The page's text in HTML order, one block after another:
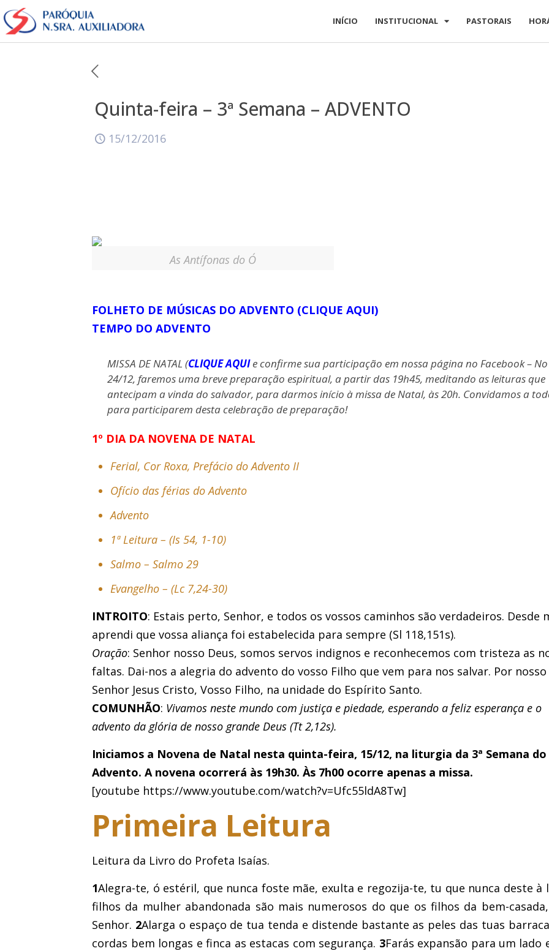
INÍCIO INSTITUCIONAL PASTORAIS
Quinta-feira – 3ª Semana – ADVENTO
15/12/2016
As Antífonas do Ó
FOLHETO DE MÚSICAS DO ADVENTO (CLIQUE AQUI)
TEMPO DO ADVENTO
MISSA DE NATAL (CLIQUE AQUIe confirme sua participação em nossa página no Facebook –
24/12, faremos uma breve preparação espiritual, a partir das 19h45, meditando as leituras que
antecipam a vinda do salvador, para darmos início à missa de Natal, às 20h. Convidamos a
para participarem desta celebração de preparação!
1º DIA DA NOVENA DE NATAL
Ferial, Cor Roxa, Prefácio do Advento II
Ofício das férias do Advento
Advento
1ª Leitura – (Is 54, 1-10)
Salmo – Salmo 29
Evangelho – (Lc 7,24-30)
INTROITO: Estais perto, Senhor, e todos os vossos caminhos são verdadeiros. Desde
aprendi que vossa aliança foi estabelecida para sempre (Sl 118,151s).
Oração: Senhor nosso Deus, somos servos indignos e reconhecemos com tristeza as
faltas. Dai-nos a alegria do advento do vosso Filho que vem para nos salvar. Por nosso
Senhor Jesus Cristo, Vosso Filho, na unidade do Espírito Santo.
COMUNHÃO: Vivamos neste mundo com justiça e piedade, esperando a feliz esperança e o
advento da glória de nosso grande Deus (Tt 2,12s).
Iniciamos a Novena de Natal nesta quinta-feira, 15/12, na liturgia da 3ª Semana do
Advento. A novena ocorrerá às 19h30. Às 7h00 ocorre apenas a missa.
[youtube https://www.youtube.com/watch?v=Ufc55ldA8Tw]
Primeira Leitura
Leitura da Livro do Profeta Isaías.
1Alegra-te, ó estéril, que nunca foste mãe, exulta e regozija-te, tu que nunca deste à
filhos da mulher abandonada são mais numerosos do que os filhos da bem-
Senhor. 2Alarga o espaço de tua tenda e distende bastante as peles das tuas
cordas bem longas e finca as estacas com segurança. 3Farás expansão para um lado